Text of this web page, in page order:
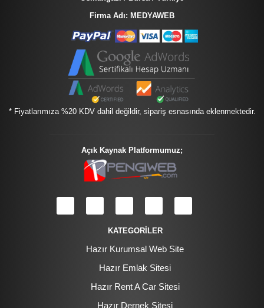
Firma Adı: MEDYAWEB
* Fiyatlarımıza %20 KDV dahil değildir, sipariş esnasında eklenmektedir.
Açık Kaynak Platformumuz;
KATEGORİLER
Hazır Kurumsal Web Site
Hazır Emlak Sitesi
Hazır Rent A Car Sitesi
Hazır Dernek Sitesi